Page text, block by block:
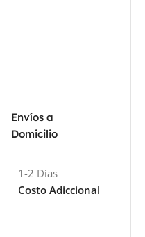
Envíos a
Domicilio
1-2 Dias
Costo Adiccional